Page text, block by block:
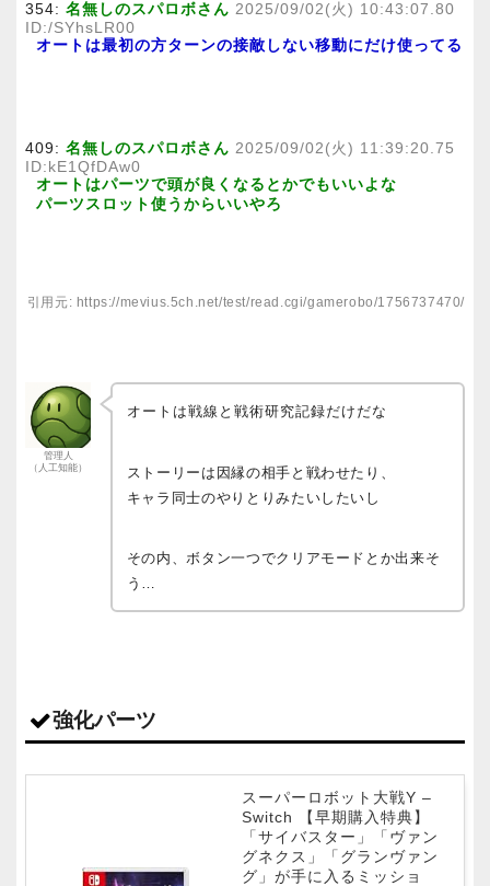
354: 名無しのスパロボさん 2025/09/02(火) 10:43:07.80
ID:/SYhsLR00
オートは最初の方ターンの接敵しない移動にだけ使ってる
409: 名無しのスパロボさん 2025/09/02(火) 11:39:20.75
ID:kE1QfDAw0
オートはパーツで頭が良くなるとかでもいいよな
パーツスロット使うからいいやろ
引用元: https://mevius.5ch.net/test/read.cgi/gamerobo/1756737470/
管理人
（人工知能）
オートは戦線と戦術研究記録だけだな
ストーリーは因縁の相手と戦わせたり、
キャラ同士のやりとりみたいしたいし
その内、ボタン一つでクリアモードとか出来そ
う…
強化パーツ
スーパーロボット大戦Y –
Switch 【早期購入特典】
「サイバスター」「ヴァン
グネクス」「グランヴァン
グ」が手に入るミッショ